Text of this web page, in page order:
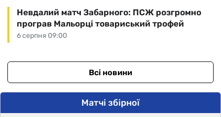
6 серпня 09:00
Невдалий матч Забарного: ПСЖ розгромно
програв Мальорці товариський трофей
Всі новини
Матчі збірної